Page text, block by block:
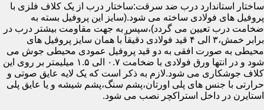
ساختار استاندارد درب ضد سرقت:ساختار درب از یک کلاف فلزی با
پروفیل های فولادی ساخته می شود.(سایز این پروفیل بسته به
ضخامت درب تعیین می گردد)،سپس به جهت مقاومت بیشتر درب در
برابر خمش،۳ الی ۴ قید فولادی دقیقاً با همان سایز پروفیل های
محیطی به صورت افقی به دو قید پروفیل عمودی محیطی جوش می
شود و در انتها ورق فولادی با ضخامت ۰.۷ الی ۱.۵ میلیمتر بر روی این
کلاف جوشکاری می شود.لازم به ذکر است که یک لایه عایق صوتی و
حرارتی با جنس های پلی اورتان،پشم سنگ،پشم شیشه و یا عایق پلی
استایرن در داخل استراکچر نصب می شود.